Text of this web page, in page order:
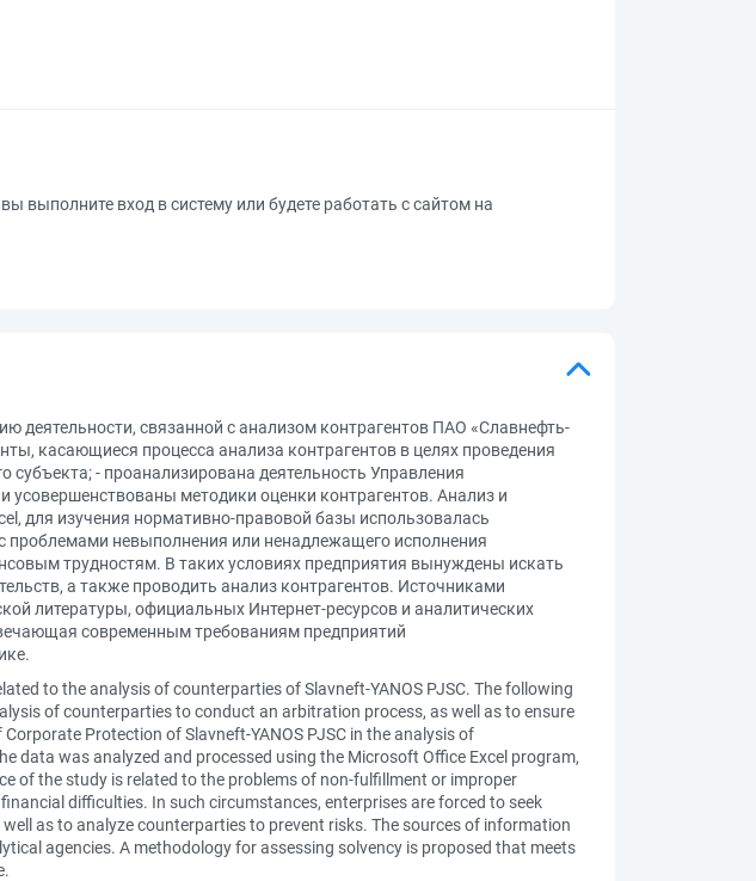
выполните вход в систему или будете работать с сайтом на
деятельности, связанной с анализом контрагентов ПАО «Славнефть-
касающиеся процесса анализа контрагентов в целях проведения
- проанализирована деятельность Управления
методики оценки контрагентов. Анализ и
для изучения нормативно-правовой базы использовалась
невыполнения или ненадлежащего исполнения
трудностям. В таких условиях предприятия вынуждены искать
а также проводить анализ контрагентов. Источниками
литературы, официальных Интернет-ресурсов и аналитических
современным требованиям предприятий
to the analysis of counterparties of Slavneft-YANOS PJSC. The following
of counterparties to conduct an arbitration process, as well as to ensure
Protection of Slavneft-YANOS PJSC in the analysis of
data was analyzed and processed using the Microsoft Office Excel program,
of the study is related to the problems of non-fulfillment or improper
difficulties. In such circumstances, enterprises are forced to seek
as to analyze counterparties to prevent risks. The sources of information
agencies. A methodology for assessing solvency is proposed that meets